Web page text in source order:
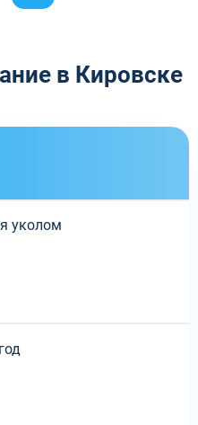
в Кировске
уколом